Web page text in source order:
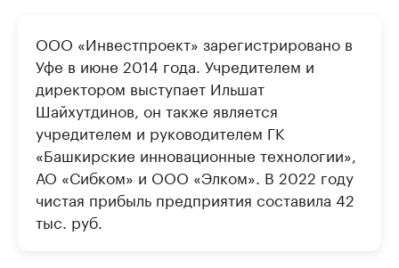
ООО «Инвестпроект» зарегистрировано в
Уфе в июне 2014 года. Учредителем и
директором выступает Ильшат
Шайхутдинов, он также является
учредителем и руководителем ГК
«Башкирские инновационные технологии»,
АО «Сибком» и ООО «Элком». В 2022 году
чистая прибыль предприятия составила 42
тыс. руб.